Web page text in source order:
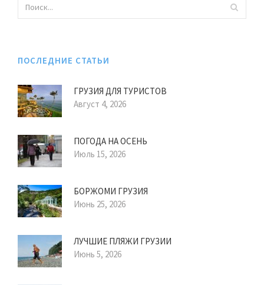
ПОСЛЕДНИЕ СТАТЬИ
ГРУЗИЯ ДЛЯ ТУРИСТОВ
Август 4, 2026
ПОГОДА НА ОСЕНЬ
Июль 15, 2026
БОРЖОМИ ГРУЗИЯ
Июнь 25, 2026
ЛУЧШИЕ ПЛЯЖИ ГРУЗИИ
Июнь 5, 2026